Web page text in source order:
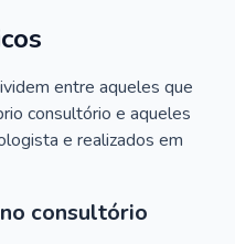
entre aqueles que
consultório e aqueles
e realizados em
consultório